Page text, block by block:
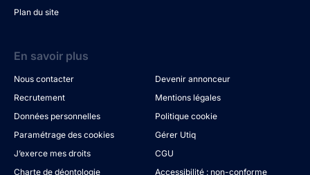
Plan du site
En savoir plus
Nous contacter
Devenir annonceur
Recrutement
Mentions légales
Données personnelles
Politique cookie
Paramétrage des cookies
Gérer Utiq
J’exerce mes droits
CGU
Charte de déontologie
Accessibilité : non-conforme